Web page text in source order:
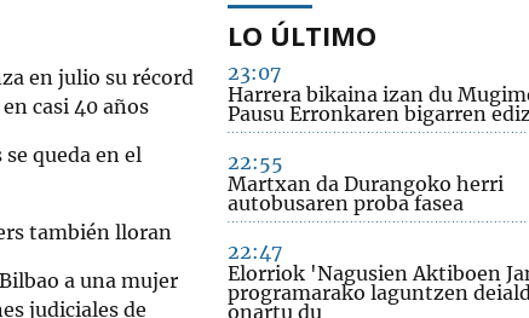
en julio su récord
casi 40 años
queda en el
también lloran
a una mujer
judiciales de
LO ÚLTIMO
23:07
Harrera bikaina izan du
Pausu Erronkaren bigarren
22:55
Martxan da Durangoko herri
autobusaren proba fasea
22:47
Elorriok 'Nagusien Aktiboen
programarako laguntzen
onartu du